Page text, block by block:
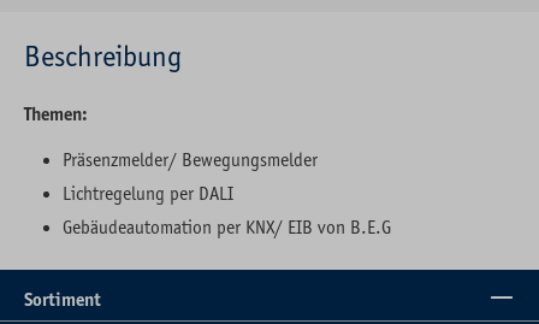
Beschreibung
Themen:
Präsenzmelder/ Bewegungsmelder
Lichtregelung per DALI
Gebäudeautomation per KNX/ EIB von B.E.G
Sortiment